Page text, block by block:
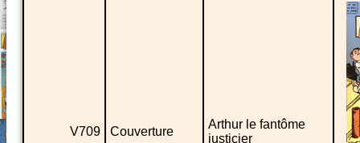
V709 Couverture
Arthur le fantôme
justicier